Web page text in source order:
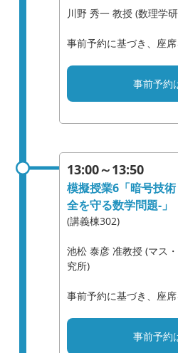
川野 秀一 教授 (数理学
事前予約に基づき、座席
事前予約
13:00～13:50
模擬授業6「暗号技
全を守る数学問題-」
(講義棟302)
池松 泰彦 准教授 (マス
究所)
事前予約に基づき、座席
事前予約